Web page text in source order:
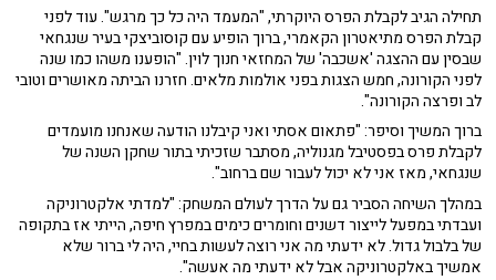
תחילה הגיב לקבלת הפרס היוקרתי, "המעמד היה כל כך מרגש". עוד לפני
קבלת הפרס מתיאטרון הקאמרי, ברוך הופיע עם קוסוביצקי בעיר שנגחאי
שבסין עם ההצגה 'אשכבה' של המחזאי חנוך לוין. "הופענו משהו כמו שנה
לפני הקורונה, חמש הצגות בפני אולמות מלאים. חזרנו הביתה מאושרים וטובי
לב ופרצה הקורונה".
ברוך המשיך וסיפר: "פתאום אסתי ואני קיבלנו הודעה שאנחנו מועמדים
לקבלת פרס בפסטיבל מגנוליה, מסתבר שזכיתי בתור שחקן השנה של
שנגחאי, מאז אני לא יכול לעבור שם ברחוב".
במהלך השיחה הסביר גם על הדרך לעולם המשחק: "למדתי אלקטרוניקה
ועבדתי במפעל לייצור דשנים וחומרים כימים במפרץ חיפה, הייתי אז בתקופה
של בלבול גדול. לא ידעתי מה אני רוצה לעשות בחיי, היה לי ברור שלא
אמשיך באלקטרוניקה אבל לא ידעתי מה אעשה".